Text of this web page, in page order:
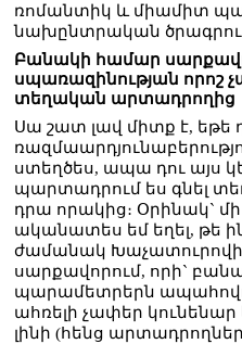
ռոմանտիկ և միամիտ
նախընտրական
Բանակի համար
սպառազինության որոշ
տեղական արտադրողից
Սա շատ լավ միտք է, եթե
ստեղծես, ապա դու այս
պարտադրում ես գնել
դրա որակից։ Օրինակ`
ականատես եմ եղել, թե
ժամանակ Խաչատուրովի
սարքավորում, որի`
պարամետրերն
ահռելի չափեր
լինի (հենց